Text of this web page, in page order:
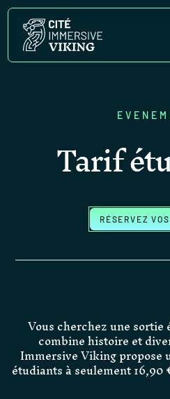
Tarif
RÉSERVEZ
Vous cherchez une
combine histoire et
Immersive Viking propose
étudiants à seulement